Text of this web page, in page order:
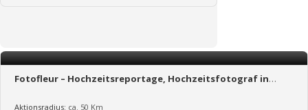
Fotofleur – Hochzeitsreportage, Hochzeitsfotograf in
Aktionsradius: ca. 50 Km